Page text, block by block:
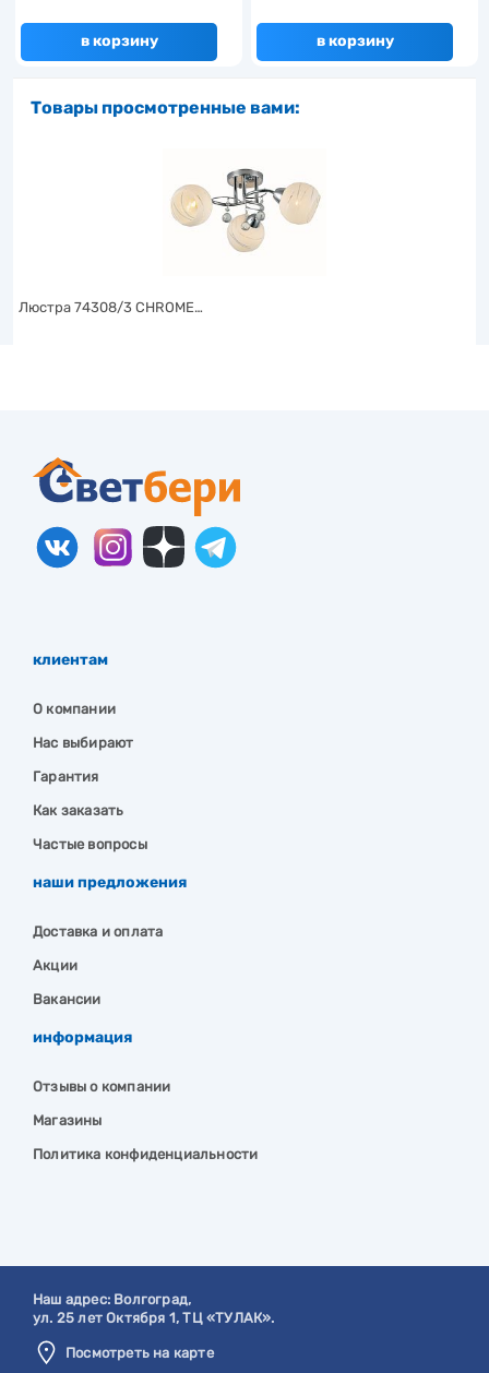
в корзину в корзину
Товары просмотренные вами:
Люстра 74308/3 CHROME…
клиентам
О компании
Нас выбирают
Гарантия
Как заказать
Частые вопросы
наши предложения
Доставка и оплата
Акции
Вакансии
информация
Отзывы о компании
Магазины
Политика конфиденциальности
Наш адрес: Волгоград,
ул. 25 лет Октября 1, ТЦ «ТУЛАК».
Посмотреть на карте